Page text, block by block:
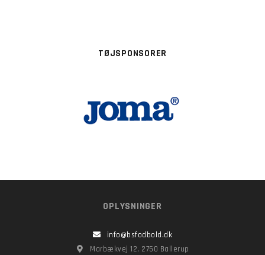
TØJSPONSORER
OPLYSNINGER
info@bsfodbold.dk
Marbækvej 12, 2750 Ballerup